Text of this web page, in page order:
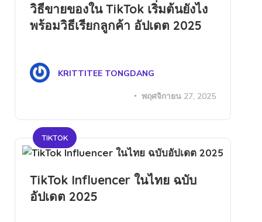
วิธีขายของใน TikTok เริ่มต้นยังไง
พร้อมวิธีเรียกลูกค้า อัปเดต 2025
KRITTITEE TONGDANG
พฤศจิกายน 27, 2025
TIKTOK
TikTok Influencer ในไทย ฉบับ
อัปเดต 2025